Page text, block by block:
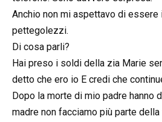
Anchio non mi aspettavo di essere
pettegolezzi.
Di cosa parli?
Hai preso i soldi della zia Marie
detto che ero io E credi che
Dopo la morte di mio padre hanno
madre non facciamo più parte